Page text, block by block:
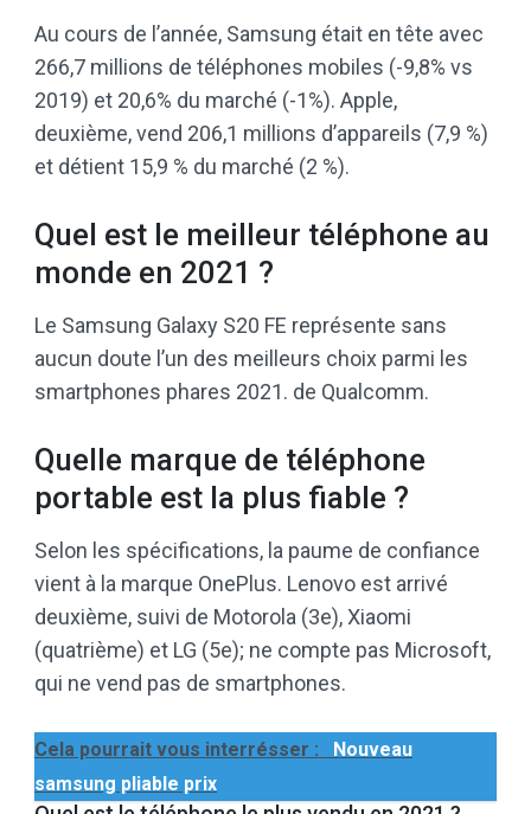
Au cours de l’année, Samsung était en tête avec
266,7 millions de téléphones mobiles (-9,8% vs
2019) et 20,6% du marché (-1%). Apple,
deuxième, vend 206,1 millions d’appareils (7,9 %)
et détient 15,9 % du marché (2 %).
Quel est le meilleur téléphone au
monde en 2021 ?
Le Samsung Galaxy S20 FE représente sans
aucun doute l’un des meilleurs choix parmi les
smartphones phares 2021. de Qualcomm.
Quelle marque de téléphone
portable est la plus fiable ?
Selon les spécifications, la paume de confiance
vient à la marque OnePlus. Lenovo est arrivé
deuxième, suivi de Motorola (3e), Xiaomi
(quatrième) et LG (5e); ne compte pas Microsoft,
qui ne vend pas de smartphones.
Cela pourrait vous interrésser :
Nouveau
samsung pliable prix